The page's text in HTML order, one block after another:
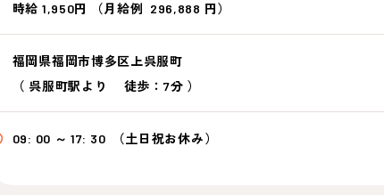
時給 1,950円 （月給例 296,888 円）
福岡県福岡市博多区上呉服町
（ 呉服町駅より 徒歩：7分 ）
09: 00 ～ 17: 30 （土日祝お休み）